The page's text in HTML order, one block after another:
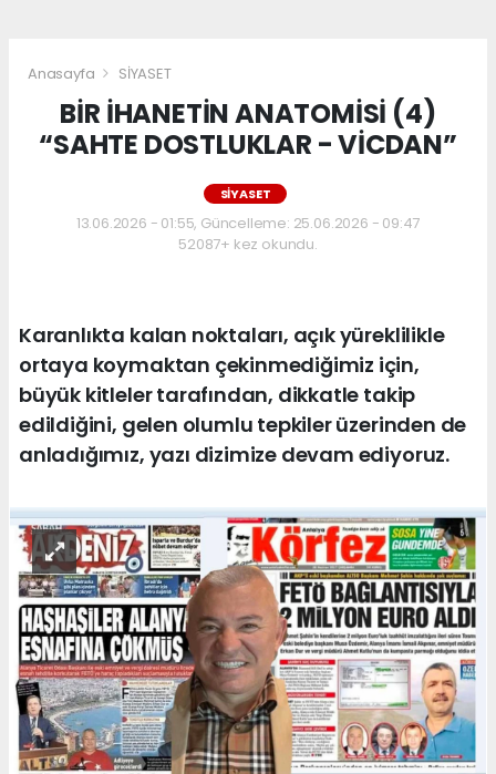
Anasayfa SİYASET
BİR İHANETİN ANATOMİSİ (4)
“SAHTE DOSTLUKLAR - VİCDAN”
SİYASET
13.06.2026 - 01:55, Güncelleme: 25.06.2026 - 09:47
52087+ kez okundu.
Karanlıkta kalan noktaları, açık yüreklilikle
ortaya koymaktan çekinmediğimiz için,
büyük kitleler tarafından, dikkatle takip
edildiğini, gelen olumlu tepkiler üzerinden de
anladığımız, yazı dizimize devam ediyoruz.